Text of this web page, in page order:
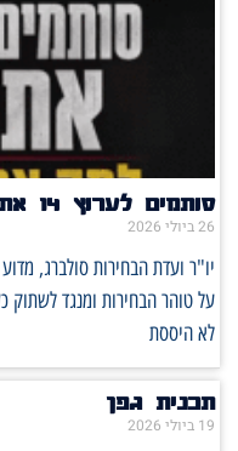
סותמים לערוץ 14 את הפה! למה אתם שותקים?
26 ביולי 2026
יו"ר ועדת הבחירות סולברג,
לא היססת
תכנית גפן
19 ביולי 2026